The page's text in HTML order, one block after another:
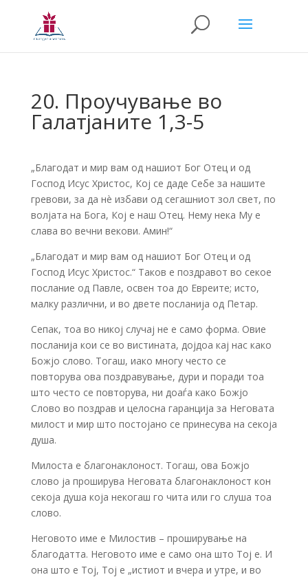
20. Проучување во
Галатјаните 1,3-5
„Благодат и мир вам од нашиот Бог Отец и од
Господ Исус Христос, Кој се даде Себе за нашите
гревови, за да нè избави од сегашниот зол свет, по
волјата на Бога, Кој е наш Отец. Нему нека Му е
слава во вечни векови. Амин!“
„Благодат и мир вам од нашиот Бог Отец и од
Господ Исус Христос.“ Таков е поздравот во секое
послание од Павле, освен тоа до Евреите; исто,
малку различни, и во двете посланија од Петар.
Сепак, тоа во никој случај не е само форма. Овие
посланија кои се во вистината, дојдоа кај нас како
Божјо слово. Тогаш, иако многу често се
повторува ова поздравување, дури и поради тоа
што често се повторува, ни доаѓа како Божјо
Слово во поздрав и целосна гаранција за Неговата
милост и мир што постојано се принесува на секоја
душа.
Милоста е благонаклоност. Тогаш, ова Божјо
слово ја проширува Неговата благонаклоност кон
секоја душа која некогаш го чита или го слуша тоа
слово.
Неговото име е Милостив – проширување на
благодатта. Неговото име е само она што Тој е. И
она што е Тој, Тој е „истиот и вчера и утре, и во